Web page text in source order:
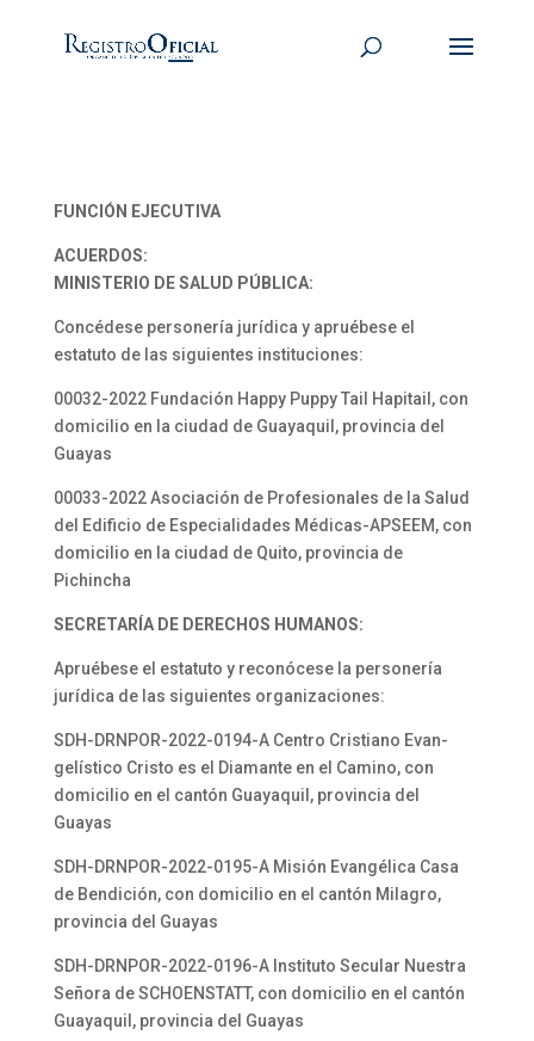
FUNCIÓN EJECUTIVA
ACUERDOS:
MINISTERIO DE SALUD PÚBLICA:
Concédese personería jurídica y apruébese el
estatuto de las siguientes instituciones:
00032-2022 Fundación Happy Puppy Tail Hapitail, con
domicilio en la ciudad de Guayaquil, provincia del
Guayas
00033-2022 Asociación de Profesionales de la Salud
del Edificio de Especialidades Médicas-APSEEM, con
domicilio en la ciudad de Quito, provincia de
Pichincha
SECRETARÍA DE DERECHOS HUMANOS:
Apruébese el estatuto y reconócese la personería
jurídica de las siguientes organizaciones:
SDH-DRNPOR-2022-0194-A Centro Cristiano Evan-
gelístico Cristo es el Diamante en el Camino, con
domicilio en el cantón Guayaquil, provincia del
Guayas
SDH-DRNPOR-2022-0195-A Misión Evangélica Casa
de Bendición, con domicilio en el cantón Milagro,
provincia del Guayas
SDH-DRNPOR-2022-0196-A Instituto Secular Nuestra
Señora de SCHOENSTATT, con domicilio en el cantón
Guayaquil, provincia del Guayas